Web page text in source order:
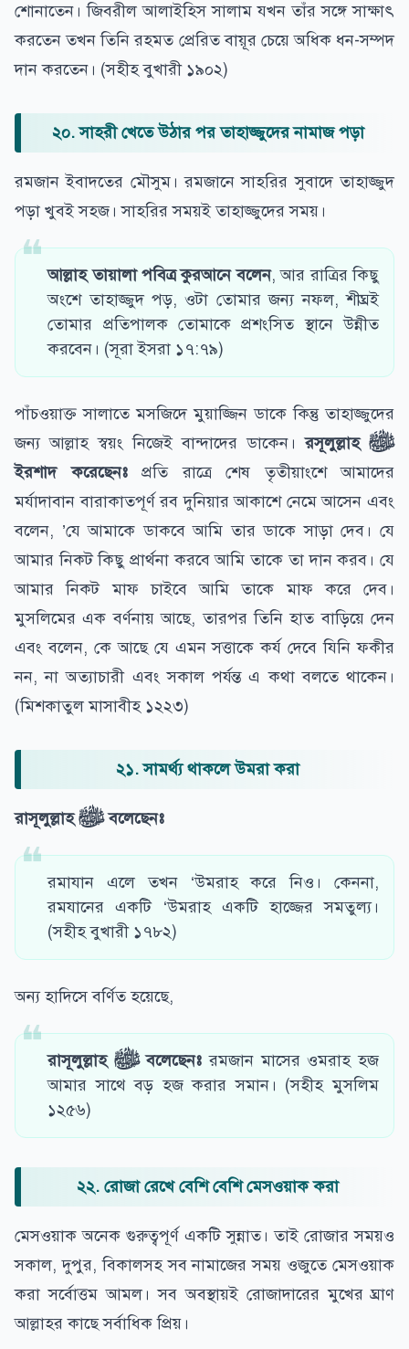
শোনাতেন। জিবরীল আলাইহিস সালাম যখন তাঁর সঙ্গে সাক্ষাৎ
করতেন তখন তিনি রহমত প্রেরিত বায়ূর চেয়ে অধিক ধন-সম্পদ
দান করতেন। (সহীহ বুখারী ১৯০২)
২০. সাহরী খেতে উঠার পর তাহাজ্জুদের নামাজ পড়া
রমজান ইবাদতের মৌসুম। রমজানে সাহরির সুবাদে তাহাজ্জুদ
পড়া খুবই সহজ। সাহরির সময়ই তাহাজ্জুদের সময়।
আল্লাহ তায়ালা পবিত্র কুরআনে বলেন, আর রাত্রির কিছু
অংশে তাহাজ্জুদ পড়, ওটা তোমার জন্য নফল, শীঘ্রই
তোমার প্রতিপালক তোমাকে প্রশংসিত স্থানে উন্নীত
করবেন। (সূরা ইসরা ১৭:৭৯)
পাঁচওয়াক্ত সালাতে মসজিদে মুয়াজ্জিন ডাকে কিন্তু তাহাজ্জুদের
জন্য আল্লাহ স্বয়ং নিজেই বান্দাদের ডাকেন।রসূলুল্লাহ ﷺ
ইরশাদ করেছেনঃপ্রতি রাত্রে শেষ তৃতীয়াংশে আমাদের
মর্যাদাবান বারাকাতপূর্ণ রব দুনিয়ার আকাশে নেমে আসেন এবং
বলেন, ’যে আমাকে ডাকবে আমি তার ডাকে সাড়া দেব। যে
আমার নিকট কিছু প্রার্থনা করবে আমি তাকে তা দান করব। যে
আমার নিকট মাফ চাইবে আমি তাকে মাফ করে দেব।
মুসলিমের এক বর্ণনায় আছে, তারপর তিনি হাত বাড়িয়ে দেন
এবং বলেন, কে আছে যে এমন সত্তাকে কর্য দেবে যিনি ফকীর
নন, না অত্যাচারী এবং সকাল পর্যন্ত এ কথা বলতে থাকেন।
(মিশকাতুল মাসাবীহ ১২২৩)
২১. সামর্থ্য থাকলে উমরা করা
রাসূলুল্লাহﷺবলেছেনঃ
রমাযান এলে তখন ‘উমরাহ করে নিও। কেননা,
রমযানের একটি ‘উমরাহ একটি হাজ্জের সমতুল্য।
(সহীহ বুখারী ১৭৮২)
অন্য হাদিসে বর্ণিত হয়েছে,
রাসূলুল্লাহ ﷺবলেছেনঃ রমজান মাসের ওমরাহ হজ
আমার সাথে বড় হজ করার সমান। (সহীহ মুসলিম
১২৫৬)
২২. রোজা রেখে বেশি বেশি মেসওয়াক করা
মেসওয়াক অনেক গুরুত্বপূর্ণ একটি সুন্নাত। তাই রোজার সময়ও
সকাল, দুপুর, বিকালসহ সব নামাজের সময় ওজুতে মেসওয়াক
করা সর্বোত্তম আমল। সব অবস্থায়ই রোজাদারের মুখের ঘ্রাণ
আল্লাহর কাছে সর্বাধিক প্রিয়।